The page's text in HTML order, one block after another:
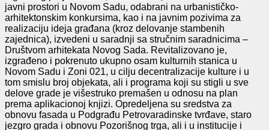
javni prostori u Novom Sadu, odabrani na urbanističko-
arhitektonskim konkursima, kao i na javnim pozivima za
realizaciju ideja građana (kroz delovanje stambenih
zajednica), izvedeni u saradnji sa stručnim saradnicima –
Društvom arhitekata Novog Sada. Revitalizovano je,
izgrađeno i pokrenuto ukupno osam kulturnih stanica u
Novom Sadu i Zoni 021, u cilju decentralizacije kulture i u
tom smislu broj objekata, ali i programa koji su stigli u sve
delove grade je višestruko premašen u odnosu na plan
prema aplikacionoj knjizi. Opredeljena su sredstva za
obnovu fasada u Podgrađu Petrovaradinske tvrđave, staro
jezgro grada i obnovu Pozorišnog trga, ali i u institucije i